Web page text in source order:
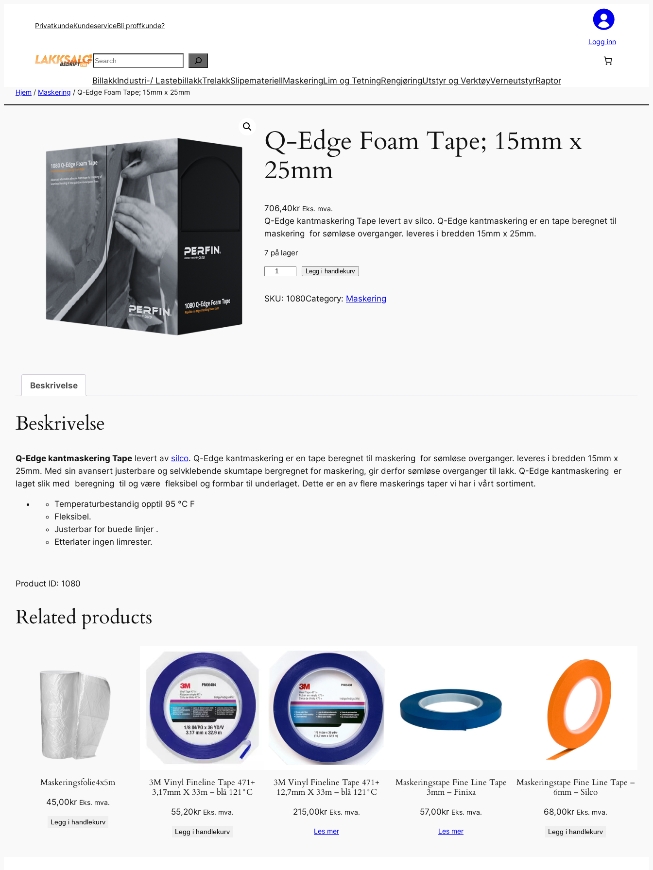
PrivatkundeKundeserviceBli proffkunde?
Logg inn
Search
BillakkIndustri-/ LastebillakkTrelakkSlipemateriellMaskeringLim og TetningRengjøringUtstyr og VerktøyVerneutstyrRaptor
Hjem / Maskering / Q-Edge Foam Tape; 15mm x 25mm
Q-Edge Foam Tape; 15mm x
25mm
706,40kr Eks. mva.
Q-Edge kantmaskering Tape levert av silco. Q-Edge kantmaskering er en tape beregnet til
maskering for sømløse overganger. leveres i bredden 15mm x 25mm.
7 på lager
E
T
1
5
m
Legg i handlekurv
SKU: 1080Category: Maskering
Beskrivelse
Beskrivelse
Q-Edge kantmaskering Tape levert av silco. Q-Edge kantmaskering er en tape beregnet til maskering for sømløse overganger. leveres i bredden 15mm x
25mm. Med sin avansert justerbare og selvklebende skumtape bergregnet for maskering, gir derfor sømløse overganger til lakk. Q-Edge kantmaskering er
laget slik med beregning til og være fleksibel og formbar til underlaget. Dette er en av flere maskerings taper vi har i vårt sortiment.
Temperaturbestandig opptil 95 °C F
Fleksibel.
Justerbar for buede linjer .
Etterlater ingen limrester.
Product ID: 1080
Related products
Maskeringsfolie4x5m
45,00kr Eks. mva.
Legg i handlekurv
3M Vinyl Fineline Tape 471+
3,17mm X 33m – blå 121°C
55,20kr Eks. mva.
Legg i handlekurv
3M Vinyl Fineline Tape 471+
12,7mm X 33m – blå 121°C
215,00kr Eks. mva.
Les mer
Maskeringstape Fine Line Tape
3mm – Finixa
57,00kr Eks. mva.
Les mer
Maskeringstape Fine Line Tape –
6mm – Silco
68,00kr Eks. mva.
Legg i handlekurv